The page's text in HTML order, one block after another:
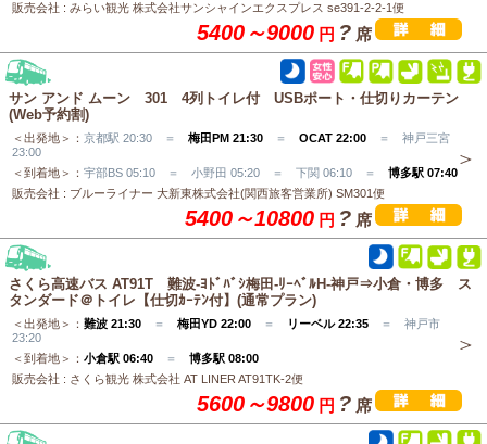
販売会社 : みらい観光 株式会社サンシャインエクスプレス se391-2-2-1便
5400～9000 円 ? 席
サン アンド ムーン 301 4列トイレ付 USBポート・仕切りカーテン
(Web予約割)
＜出発地＞： 京都駅 20:30 ＝ 梅田PM 21:30 ＝ OCAT 22:00 ＝ 神戸三宮
23:00
＜到着地＞： 宇部BS 05:10 ＝ 小野田 05:20 ＝ 下関 06:10 ＝ 博多駅 07:40
販売会社 : ブルーライナー 大新東株式会社(関西旅客営業所) SM301便
5400～10800 円 ? 席
さくら高速バス AT91T 難波-ﾖﾄﾞﾊﾞｼ梅田‐ﾘｰﾍﾞﾙH-神戸⇒小倉・博多 ス
タンダード＠トイレ【仕切ｶｰﾃﾝ付】(通常プラン)
＜出発地＞： 難波 21:30 ＝ 梅田YD 22:00 ＝ リーベル 22:35 ＝ 神戸市
23:20
＜到着地＞： 小倉駅 06:40 ＝ 博多駅 08:00
販売会社 : さくら観光 株式会社 AT LINER AT91TK-2便
5600～9800 円 ? 席